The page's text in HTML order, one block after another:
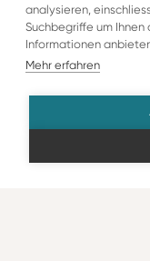
analysieren,
Suchbegriffe um
Informationen
Mehr erfahren